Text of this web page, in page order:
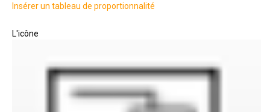
Insérer un tableau de proportionnalité
L'icône